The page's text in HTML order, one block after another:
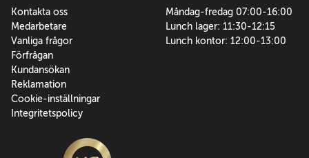
Kontakta oss
Medarbetare
Vanliga frågor
Förfrågan
Kundansökan
Reklamation
Cookie-inställningar
Integritetspolicy
Måndag-fredag 07:00-16:00
Lunch lager: 11:30-12:15
Lunch kontor: 12:00-13:00